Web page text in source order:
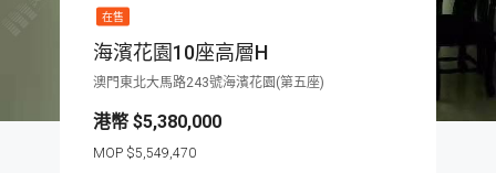
在售
海濱花園10座高層H
澳門東北大馬路243號海濱花園(第五座)
$5,380,000
$5,549,470